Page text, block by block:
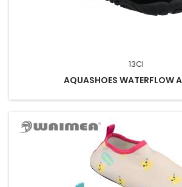
13CI
AQUASHOES WATERFLOW